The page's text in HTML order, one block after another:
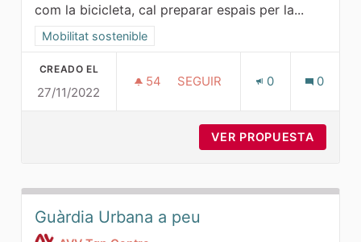
com la bicicleta, cal preparar espais per la...
Resultados al filtrar por la categoría: Mobilitat sostenible
Mobilitat sostenible
CREADO EL
27/11/2022
54 54 SEGUIDORAS
SEGUIR 0 0
VER PROPUESTA
Guàrdia Urbana a peu